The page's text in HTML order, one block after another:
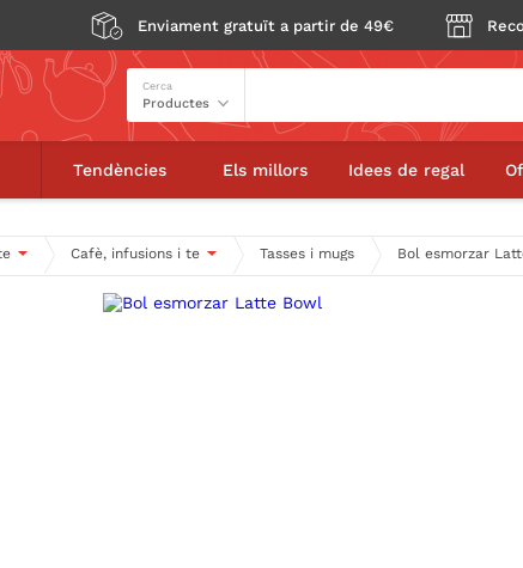
Enviament gratuït a partir de 49€
Cerca
Tendències Els millors Idees de regal
Cafè, infusions i te Tasses i mugs Bol esmorzar
esmorzar Latte Bowl